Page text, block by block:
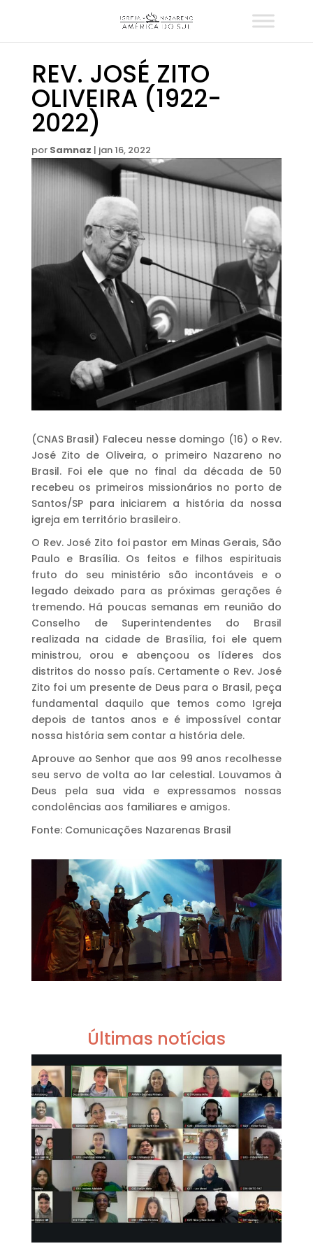
REV. JOSÉ ZITO
OLIVEIRA (1922-
2022)
por Samnaz | jan 16, 2022
(CNAS Brasil) Faleceu nesse domingo (16) o Rev.
José Zito de Oliveira, o primeiro Nazareno no
Brasil. Foi ele que no final da década de 50
recebeu os primeiros missionários no porto de
Santos/SP para iniciarem a história da nossa
igreja em território brasileiro.
O Rev. José Zito foi pastor em Minas Gerais, São
Paulo e Brasília. Os feitos e filhos espirituais
fruto do seu ministério são incontáveis e o
legado deixado para as próximas gerações é
tremendo. Há poucas semanas em reunião do
Conselho de Superintendentes do Brasil
realizada na cidade de Brasília, foi ele quem
ministrou, orou e abençoou os líderes dos
distritos do nosso país. Certamente o Rev. José
Zito foi um presente de Deus para o Brasil, peça
fundamental daquilo que temos como Igreja
depois de tantos anos e é impossível contar
nossa história sem contar a história dele.
Aprouve ao Senhor que aos 99 anos recolhesse
seu servo de volta ao lar celestial. Louvamos à
Deus pela sua vida e expressamos nossas
condolências aos familiares e amigos.
Fonte: Comunicações Nazarenas Brasil
Últimas notícias